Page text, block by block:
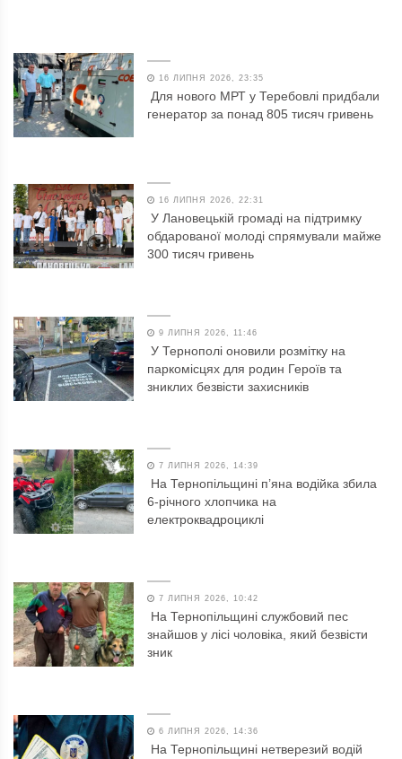
16 ЛИПНЯ 2026, 23:35
Для нового МРТ у Теребовлі придбали
генератор за понад 805 тисяч гривень
16 ЛИПНЯ 2026, 22:31
У Лановецькій громаді на підтримку
обдарованої молоді спрямували майже
300 тисяч гривень
9 ЛИПНЯ 2026, 11:46
У Тернополі оновили розмітку на
паркомісцях для родин Героїв та
зниклих безвісти захисників
7 ЛИПНЯ 2026, 14:39
На Тернопільщині п’яна водійка збила
6-річного хлопчика на
електроквадроциклі
7 ЛИПНЯ 2026, 10:42
На Тернопільщині службовий пес
знайшов у лісі чоловіка, який безвісти
зник
6 ЛИПНЯ 2026, 14:36
На Тернопільщині нетверезий водій